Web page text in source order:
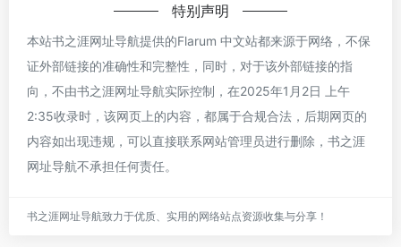
特别声明
本站书之涯网址导航提供的Flarum 中文站都来源于网络，不保
证外部链接的准确性和完整性，同时，对于该外部链接的指
向，不由书之涯网址导航实际控制，在2025年1月2日 上午
2:35收录时，该网页上的内容，都属于合规合法，后期网页的
内容如出现违规，可以直接联系网站管理员进行删除，书之涯
网址导航不承担任何责任。
书之涯网址导航致力于优质、实用的网络站点资源收集与分享！